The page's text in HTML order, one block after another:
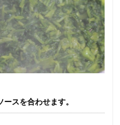
スを合わせます。